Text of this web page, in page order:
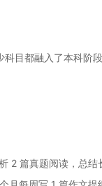
目都融入了本科阶
2 篇真题阅读，总结